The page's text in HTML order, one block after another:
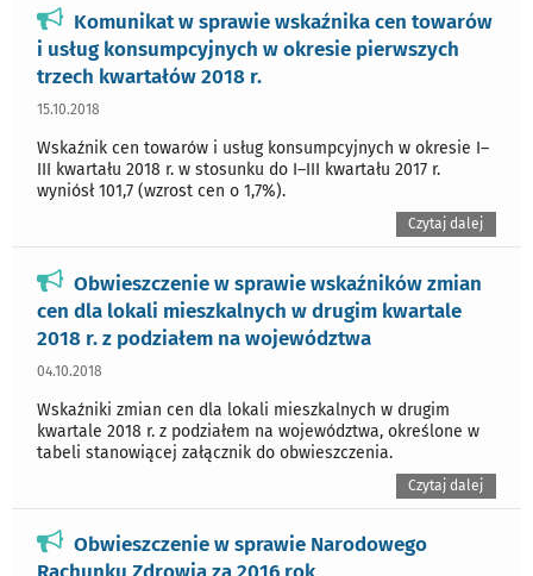
Komunikat w sprawie wskaźnika cen towarów
i usług konsumpcyjnych w okresie pierwszych
trzech kwartałów 2018 r.
15.10.2018
Wskaźnik cen towarów i usług konsumpcyjnych w okresie I–
III kwartału 2018 r. w stosunku do I–III kwartału 2017 r.
wyniósł 101,7 (wzrost cen o 1,7%).
Czytaj dalej
Obwieszczenie w sprawie wskaźników zmian
cen dla lokali mieszkalnych w drugim kwartale
2018 r. z podziałem na województwa
04.10.2018
Wskaźniki zmian cen dla lokali mieszkalnych w drugim
kwartale 2018 r. z podziałem na województwa, określone w
tabeli stanowiącej załącznik do obwieszczenia.
Czytaj dalej
Obwieszczenie w sprawie Narodowego